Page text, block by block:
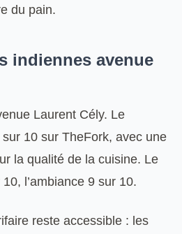
du pain.
indiennes avenue
Laurent Cély. Le
10 sur TheFork, avec une
la qualité de la cuisine. Le
l’ambiance 9 sur 10.
reste accessible : les